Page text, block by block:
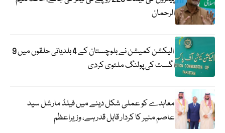
الرحمان
الیکشن کمیشن نے بلوچستان کے 4 بلدیاتی حلقوں میں 9
اگست کی پولنگ ملتوی کردی
معاہدے کو عملی شکل دینے میں فیلڈ مارشل سید
عاصم منیر کا کردار قابل قدر ہے، وزیراعظم